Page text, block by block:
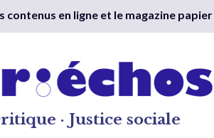
en ligne et le magazine papier
· Justice sociale